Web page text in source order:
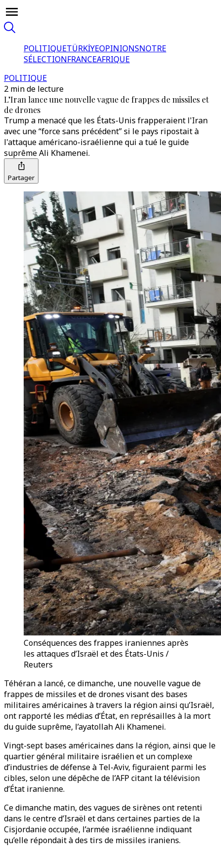
POLITIQUETÜRKİYEOPINIONSNOTRE
SÉLECTIONFRANCEAFRIQUE
POLITIQUE
2 min de lecture
L’Iran lance une nouvelle vague de frappes de missiles et
de drones
Trump a menacé que les États-Unis frapperaient l'Iran
avec une “force sans précédent” si le pays ripostait à
l'attaque américano-israélienne qui a tué le guide
suprême Ali Khamenei.
Partager
Conséquences des frappes iraniennes après
les attaques d’Israël et des États-Unis /
Reuters
Téhéran a lancé, ce dimanche, une nouvelle vague de
frappes de missiles et de drones visant des bases
militaires américaines à travers la région ainsi qu’Israël,
ont rapporté les médias d’État, en représailles à la mort
du guide suprême, l’ayatollah Ali Khamenei.
Vingt-sept bases américaines dans la région, ainsi que le
quartier général militaire israélien et un complexe
d’industries de défense à Tel-Aviv, figuraient parmi les
cibles, selon une dépêche de l’AFP citant la télévision
d’État iranienne.
Ce dimanche matin, des vagues de sirènes ont retenti
dans le centre d’Israël et dans certaines parties de la
Cisjordanie occupée, l’armée israélienne indiquant
qu’elle répondait à des tirs de missiles iraniens.